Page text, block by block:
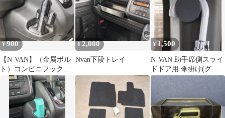
¥900
【N-VAN】（金属ボル
ト）コンビニフック黒
サボテン腕丸型（セン
ター）
¥2,000
Nvan下段トレイ
¥1,500
N-VAN 助手席側スライ
ドドア用 傘掛け(グレ
ー)